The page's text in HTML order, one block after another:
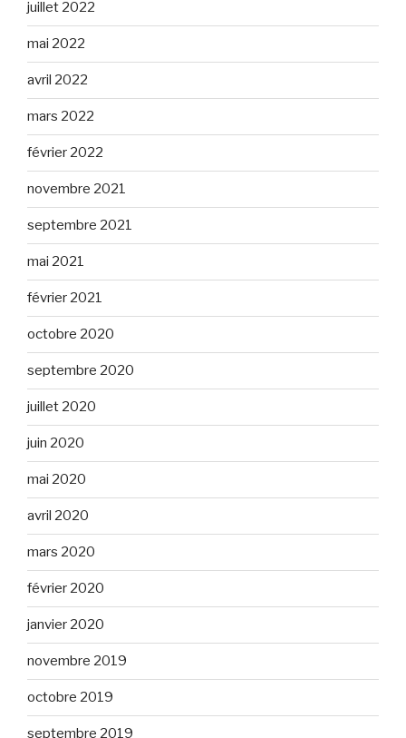
juillet 2022
mai 2022
avril 2022
mars 2022
février 2022
novembre 2021
septembre 2021
mai 2021
février 2021
octobre 2020
septembre 2020
juillet 2020
juin 2020
mai 2020
avril 2020
mars 2020
février 2020
janvier 2020
novembre 2019
octobre 2019
septembre 2019